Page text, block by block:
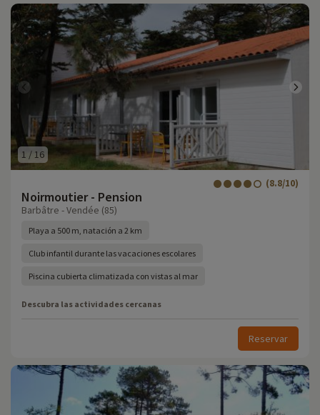
1 / 16
Noirmoutier - Pension
(8.8/10)
Barbâtre - Vendée (85)
Playa a 500 m, natación a 2 km
Club infantil durante las vacaciones escolares
Piscina cubierta climatizada con vistas al mar
Descubra las actividades cercanas
Reservar